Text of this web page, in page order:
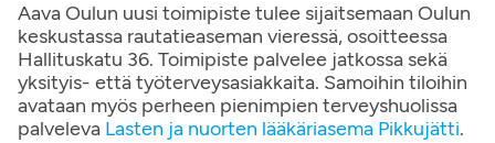
Aava Oulun uusi toimipiste tulee sijaitsemaan Oulun
keskustassa rautatieaseman vieressä, osoitteessa
Hallituskatu 36. Toimipiste palvelee jatkossa sekä
yksityis- että työterveysasiakkaita. Samoihin tiloihin
avataan myös perheen pienimpien terveyshuolissa
palveleva Lasten ja nuorten lääkäriasema Pikkujätti.